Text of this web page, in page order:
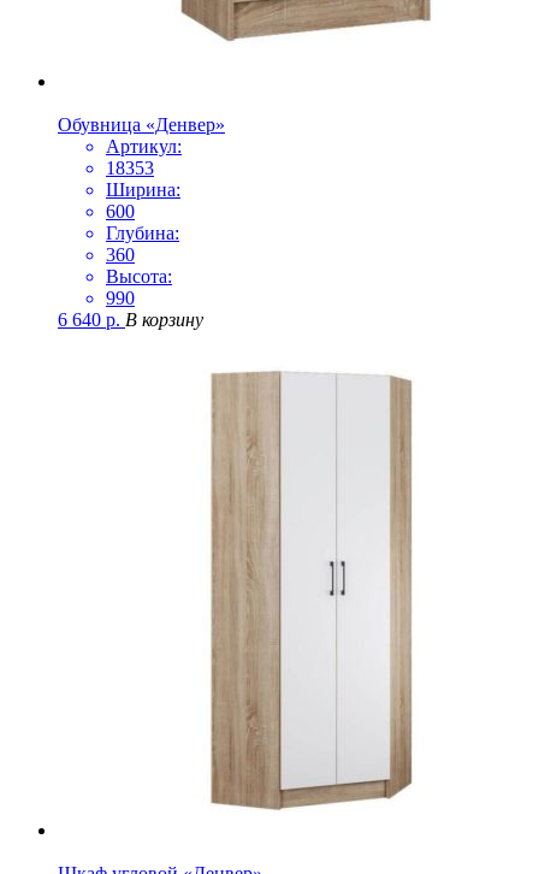
Обувница «Денвер»
Артикул:
18353
Ширина:
600
Глубина:
360
Высота:
990
6 640 р. В корзину